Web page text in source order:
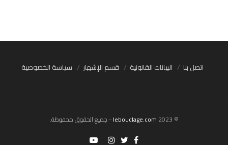
اتصل بنا البيانات القانونية قسم الإشهار سياسة الخصوصية
© 2023
lebouclage.com- جميع الحقوق محفوظة.